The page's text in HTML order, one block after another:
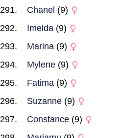
Chanel (9)
Imelda (9)
Marina (9)
Mylene (9)
Fatima (9)
Suzanne (9)
Constance (9)